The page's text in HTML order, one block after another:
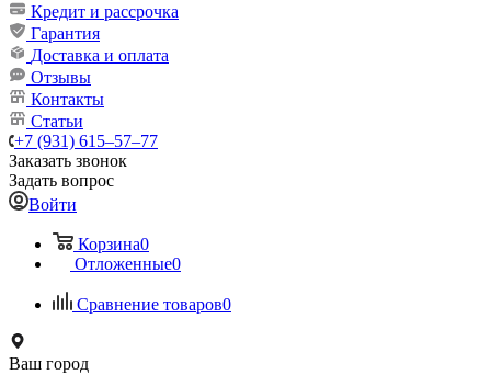
Кредит и рассрочка
Гарантия
Доставка и оплата
Отзывы
Контакты
Статьи
+7 (931) 615‒57‒77
Заказать звонок
Задать вопрос
Войти
Корзина0
Отложенные0
Сравнение товаров0
Ваш город